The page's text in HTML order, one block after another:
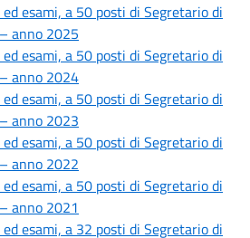
esami, a 50 posti di Segretario di
anno 2025
esami, a 50 posti di Segretario di
anno 2024
esami, a 50 posti di Segretario di
anno 2023
esami, a 50 posti di Segretario di
anno 2022
esami, a 50 posti di Segretario di
anno 2021
esami, a 32 posti di Segretario di